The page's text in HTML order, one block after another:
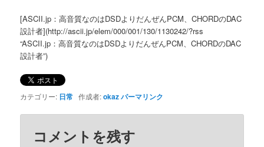
[ASCII.jp：高音質なのはDSDよりだんぜんPCM、CHORDのDAC
設計者](http://ascii.jp/elem/000/001/130/1130242/?rss
“ASCII.jp：高音質なのはDSDよりだんぜんPCM、CHORDのDAC
設計者”)
カテゴリー: 日常 作成者:okazパーマリンク
コメントを残す